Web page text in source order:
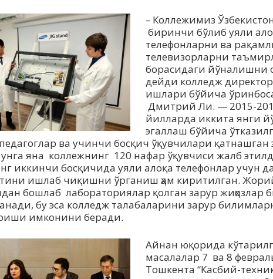
– Коллежимиз
биринчи бўлиб уяли
телефонларни ва
телевизорларни
борасидаги йўналишни
дейди колледж
ишлари бўйича
Дмитрий Ли. — 2015-
йилларда иккита янги
эгаллаш бўйича
ва учинчи босқич ўқувчилари қатнашган
яна коллежнинг 120 нафар ўқувчиси жалб
иккинчи босқичида уяли алоқа телефонлар учун
ишлаб чиқишни ўрганиш ҳам киритилган.
бошлаб лабораториялар қолган зарур жиҳозлар
бу эса колледж талабаларини зарур
имконини беради.
Айнан юқорида
масалалар 7 ва 8
Тошкента “Касбий-